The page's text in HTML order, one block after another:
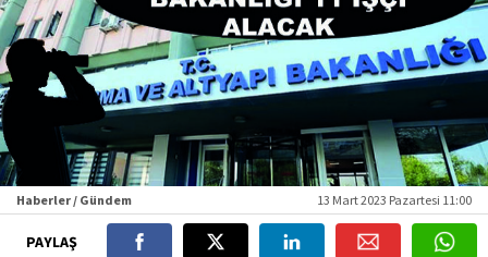
Haberler / Gündem 13 Mart 2023 Pazartesi 11:00
PAYLAŞ